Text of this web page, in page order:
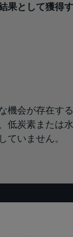
果として獲得
機会が存在す
低炭素または
ていません。